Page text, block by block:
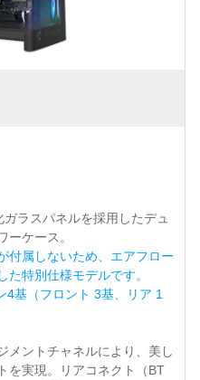
ラスパネルを採用したデュ
ーケース。
付属しないため、エアフロー
特別仕様モデルです。
4基（フロント 3基、リア 1
メントチャネルにより、美し
を実現。リアコネクト（BT